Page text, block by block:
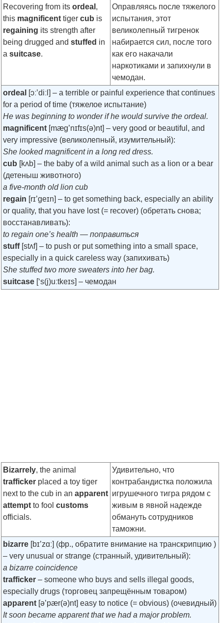
Recovering from its ordeal ,
this magnificent tiger cub is
regaining its strength after
being drugged and stuffed in
a suitcase.
Оправляясь после тяжелого
испытания, этот
великолепный тигренок
набирается сил, после того
как его накачали
наркотиками и запихнули в
чемодан.
ordeal [ɔː’diːl] – a terrible or painful experience that continues
for a period of time (тяжелое испытание)
He was beginning to wonder if he would survive the ordeal.
magnificent [mæg’nɪfɪs(ə)nt] – very good or beautiful, and
very impressive (великолепный, изумительный):
She looked magnificent in a long red dress.
cub [kʌb] – the baby of a wild animal such as a lion or a bear
(детеныш животного)
a five-month old lion cub
regain [rɪ’geɪn] – to get something back, especially an ability
or quality, that you have lost (= recover) (обретать снова;
восстанавливать):
to regain one’s health — поправиться
stuff [stʌf] – to push or put something into a small space,
especially in a quick careless way (запихивать)
She stuffed two more sweaters into her bag.
suitcase [‘s(j)uːtkeɪs] – чемодан
Bizarrely, the animal
trafficker placed a toy tiger
next to the cub in an apparent
attempt to fool customs
officials.
Удивительно, что
контрабандистка положила
игрушечного тигра рядом с
живым в явной надежде
обмануть сотрудников
таможни.
bizarre [bɪ’zɑː] (фр., обратите внимание на транскрипцию )
– very unusual or strange (странный, удивительный):
a bizarre coincidence
trafficker – someone who buys and sells illegal goods,
especially drugs (торговец запрещённым товаром)
apparent [ə’pær(ə)nt] easy to notice (= obvious) (очевидный)
It soon became apparent that we had a major problem.